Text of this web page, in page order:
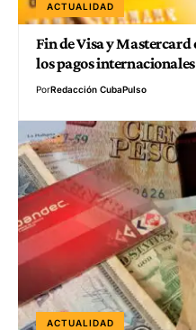
ACTUALIDAD
Fin de Visa y
los pagos
PorRedacción CubaPulso
ACTUALIDAD